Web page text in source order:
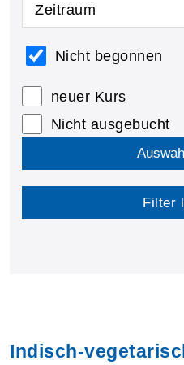
Zeitraum
Nicht begonnen
neuer Kurs
Nicht ausgebucht
Filter
Indisch-